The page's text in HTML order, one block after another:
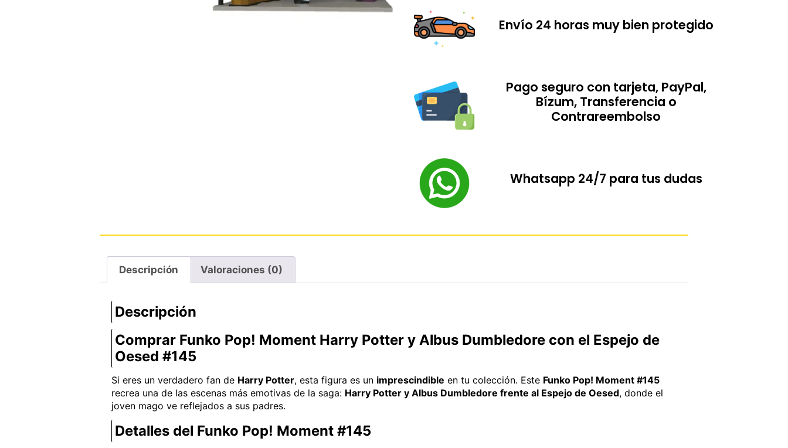
Envío 24 horas muy bien protegido
Pago seguro con tarjeta, PayPal,
Bízum, Transferencia o
Contrareembolso
Whatsapp 24/7 para tus dudas
Descripción Valoraciones (0)
Descripción
Comprar Funko Pop! Moment Harry Potter y Albus Dumbledore con el Espejo de
Oesed #145
Si eres un verdadero fan de Harry Potter, esta figura es un imprescindible en tu colección. Este Funko Pop! Moment #145
recrea una de las escenas más emotivas de la saga: Harry Potter y Albus Dumbledore frente al Espejo de Oesed, donde el
joven mago ve reflejados a sus padres.
Detalles del Funko Pop! Moment #145